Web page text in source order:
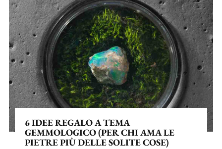
6 IDEE REGALO A TEMA
GEMMOLOGICO (PER CHI AMA LE
PIETRE PIÙ DELLE SOLITE COSE)